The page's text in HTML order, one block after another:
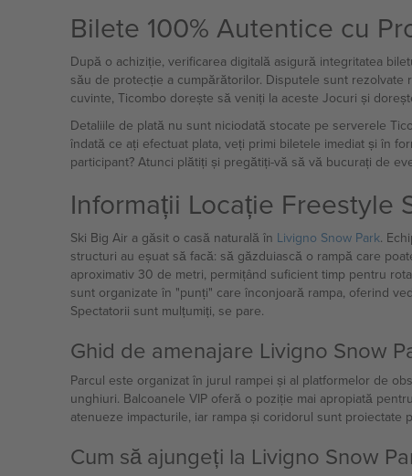
Bilete 100% Autentice cu
După o achiziție, verificarea digitală asigură integritatea
său de protecție a cumpărătorilor. Disputele sunt
cuvinte, Ticombo dorește să veniți la aceste Jocuri și
Detaliile de plată nu sunt niciodată stocate pe serverele
îndată ce ați efectuat plata, veți primi biletele imediat și în
participant? Atunci plătiți și pregătiți-vă să vă bucurați de
Informații Locație Freestyle
Ski Big Air a găsit o casă naturală în Livigno Snow Park.
structuri au eșuat să facă: să găzduiască o rampă care
aproximativ 30 de metri, permițând suficient timp pentru
sunt organizate în "punți" care înconjoară rampa, oferind
Spectatorii sunt mulțumiți, se pare.
Ghid de amenajare Livigno Snow
Parcul este organizat în jurul rampei și al platformelor de
unghiuri. Balcoanele VIP oferă o poziție mai apropiată
atenueze impacturile, iar rampa și coridorul sunt
Cum să ajungeți la Livigno Snow